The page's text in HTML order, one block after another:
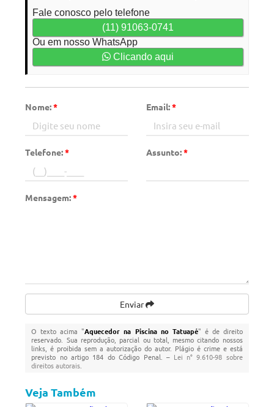
Fale conosco pelo telefone
(11) 91063-0741
Ou em nosso WhatsApp
Clicando aqui
Nome:* Email:*
Telefone:* Assunto:*
Mensagem:*
Enviar
O texto acima "Aquecedor na Piscina no Tatuapé" é de direito
reservado. Sua reprodução, parcial ou total, mesmo citando nossos
links, é proibida sem a autorização do autor. Plágio é crime e está
previsto no artigo 184 do Código Penal. – Lei n° 9.610-98 sobre
direitos autorais
Veja Também